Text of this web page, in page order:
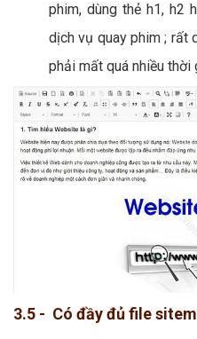
phim, dùng thẻ h1, h2
dịch vụ quay phim ; rất
phải mất quá nhiều thời
3.5 - Có đầy đủ file